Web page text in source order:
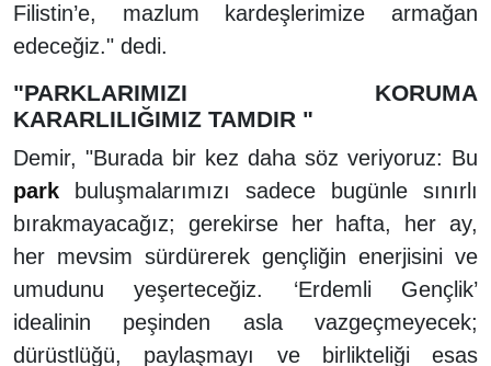
Filistin’e, mazlum kardeşlerimize armağan
edeceğiz." dedi.
"PARKLARIMIZI KORUMA
KARARLILIĞIMIZ TAMDIR "
Demir, "Burada bir kez daha söz veriyoruz: Bu
park buluşmalarımızı sadece bugünle sınırlı
bırakmayacağız; gerekirse her hafta, her ay,
her mevsim sürdürerek gençliğin enerjisini ve
umudunu yeşerteceğiz. ‘Erdemli Gençlik’
idealinin peşinden asla vazgeçmeyecek;
dürüstlüğü, paylaşmayı ve birlikteliği esas